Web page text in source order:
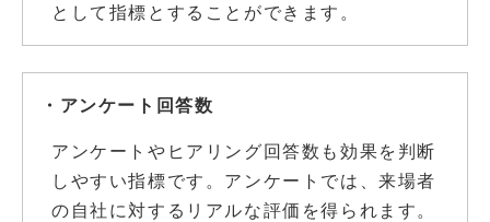
として指標とすることができます。
・アンケート回答数
アンケートやヒアリング回答数も効果を判断
しやすい指標です。アンケートでは、来場者
の自社に対するリアルな評価を得られます。